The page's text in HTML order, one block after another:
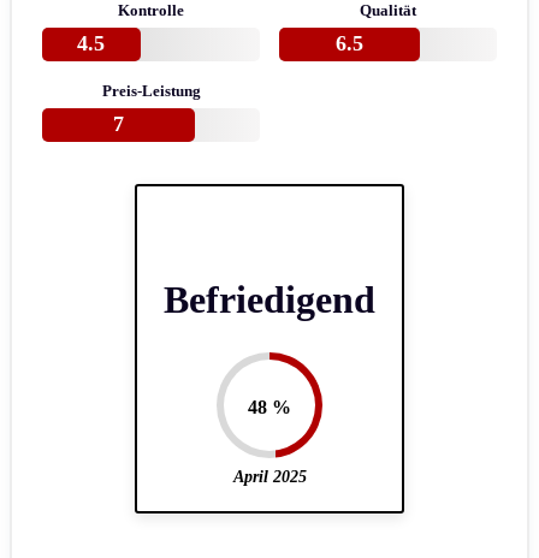
Kontrolle
4.5
Qualität
6.5
Preis-Leistung
7
Befriedigend
48 %
April 2025